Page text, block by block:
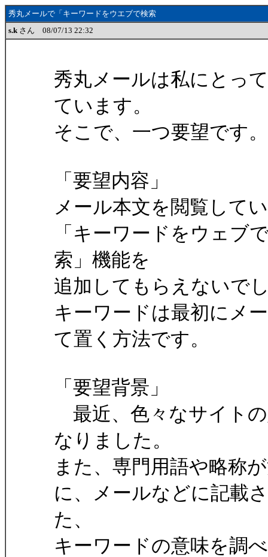
秀丸メールで「キーワードをウエブで検索
s.k さん 08/07/13 22:32
秀丸メールは私にとっ
ています。
そこで、一つ要望です。
「要望内容」
メール本文を閲覧して
「キーワードをウェブ
索」機能を
追加してもらえないで
キーワードは最初にメ
て置く方法です。
「要望背景」
最近、色々なサイト
なりました。
また、専門用語や略称
に、メールなどに記載
た、
キーワードの意味を調